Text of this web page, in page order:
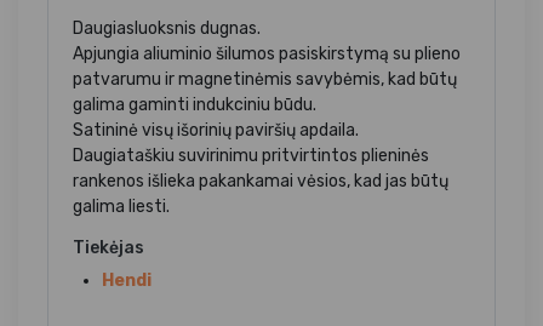
Daugiasluoksnis dugnas.
Apjungia aliuminio šilumos pasiskirstymą su plieno
patvarumu ir magnetinėmis savybėmis, kad būtų
galima gaminti indukciniu būdu.
Satininė visų išorinių paviršių apdaila.
Daugiataškiu suvirinimu pritvirtintos plieninės
rankenos išlieka pakankamai vėsios, kad jas būtų
galima liesti.
Tiekėjas
Hendi